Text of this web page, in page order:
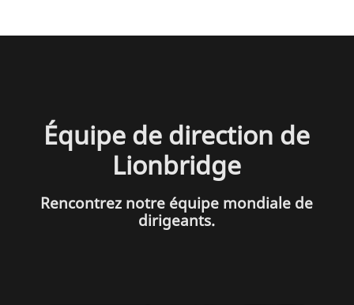
Équipe de direction de
Lionbridge
Rencontrez notre équipe mondiale de
dirigeants.